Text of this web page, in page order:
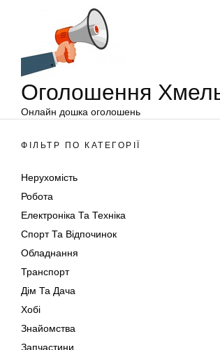
Оголошення
Онлайн дошка оголошень
ФІЛЬТР ПО КАТЕГОРІЇ
Нерухомість
Робота
Електроніка Та Техніка
Спорт Та Відпочинок
Обладнання
Транспорт
Дім Та Дача
Хобі
Знайомства
Запчастини